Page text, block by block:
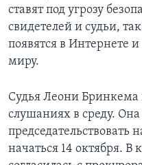
ставят под угрозу
свидетелей и судьи,
появятся в Интернете
миру.
Судья Леони Бринкема
слушаниях в среду. Она
председательствовать
начаться 14 октября. В